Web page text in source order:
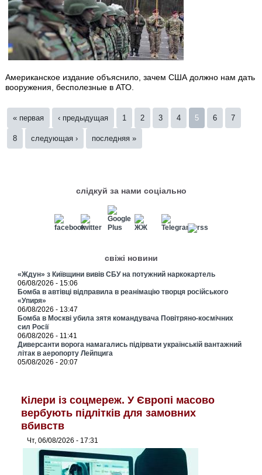
Американское издание объяснило, зачем США должно нам дать
вооружения, бесполезные в АТО.
Страницы
« первая ‹ предыдущая 1 2 3 4 5 6 7
8 следующая › последняя »
слідкуй за нами соціально
свіжі новини
«Ждун» з Київщини вивів СБУ на потужний наркокартель
06/08/2026 - 15:06
Бомба в автівці відправила в реанімацію творця російського
«Упиря»
06/08/2026 - 13:47
Бомба в Москві убила зятя командувача Повітряно-космічних
сил Росії
06/08/2026 - 11:41
Диверсанти ворога намагались підірвати українській вантажний
літак в аеропорту Лейпцига
05/08/2026 - 20:07
Кілери із соцмереж. У Європі масово
вербують підлітків для замовних
вбивств
Чт, 06/08/2026 - 17:31